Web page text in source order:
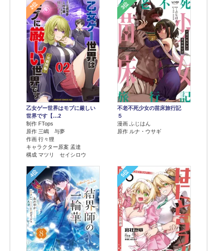
2位
乙女ゲー世界はモブに厳しい
世界です【…2
制作 FTops
原作 三嶋 与夢
作画 行々狸
キャラクター原案 孟達
構成 マツリ セイシロウ
3位
不老不死少女の苗床旅行記
５
漫画 ふじはん
原作 ルナ・ウサギ
4位 5位